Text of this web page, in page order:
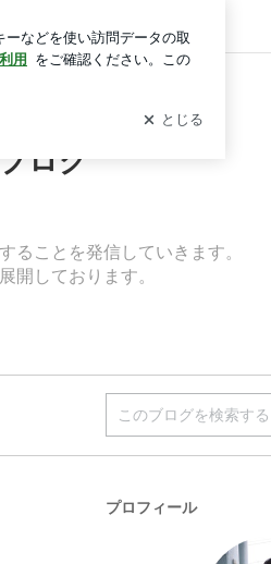
ログイン
ログ
ことを発信していきます。
開しております。
プロフィール